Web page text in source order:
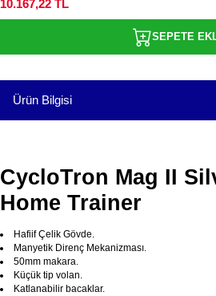
10.167,22 TL
SEPETE
Ürün Bilgisi
CycloTron Mag II
Home Trainer
Hafiif Çelik Gövde.
Manyetik Direnç Mekanizması.
50mm makara.
Küçük tip volan.
Katlanabilir bacaklar.